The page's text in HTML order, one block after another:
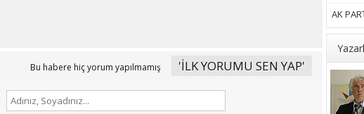
AK
Bu habere hiç yorum yapılmamış 'İLK YORUMU SEN YAP'